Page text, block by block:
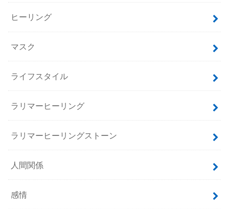
ヒーリング
マスク
ライフスタイル
ラリマーヒーリング
ラリマーヒーリングストーン
人間関係
感情